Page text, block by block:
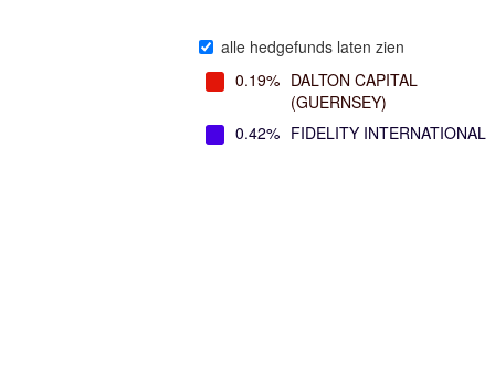
alle hedgefunds laten zien
0.19% DALTON CAPITAL
(GUERNSEY)
0.42% FIDELITY INTERNATIONAL